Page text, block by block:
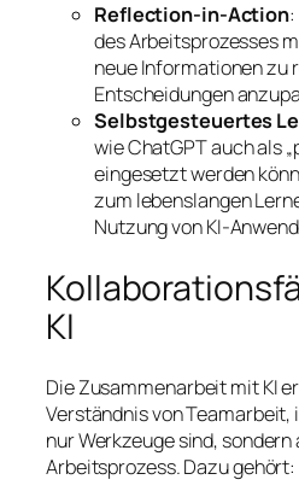
Reflection-in-Action
des Arbeitsprozesses
neue Informationen zu
Entscheidungen
Selbstgesteuertes
wie ChatGPT auch als
eingesetzt werden
zum lebenslangen
Nutzung von KI-
KI
Die Zusammenarbeit mit KI
Verständnis von
nur Werkzeuge sind,
Arbeitsprozess. Dazu gehört: